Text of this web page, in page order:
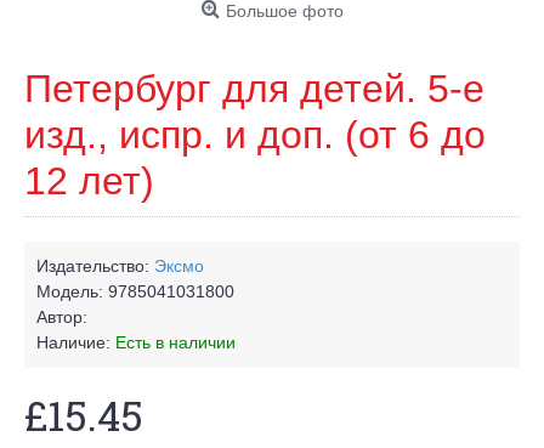
Большое фото
Петербург для детей. 5-е
изд., испр. и доп. (от 6 до
12 лет)
Издательство: Эксмо
Модель: 9785041031800
Автор:
Наличие: Есть в наличии
£15.45